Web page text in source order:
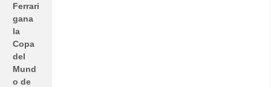
Ferrari
gana
la
Copa
del
Mund
o de